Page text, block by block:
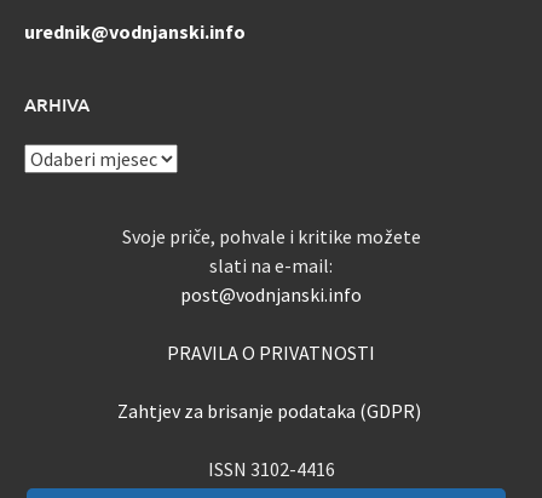
urednik@vodnjanski.info
ARHIVA
ARHIVA
Svoje priče, pohvale i kritike možete
slati na e-mail:
post@vodnjanski.info
PRAVILA O PRIVATNOSTI
Zahtjev za brisanje podataka (GDPR)
ISSN 3102-4416